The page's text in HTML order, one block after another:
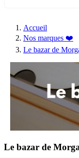
Accueil
Nos marques ❤️
Le bazar de
Le bazar de